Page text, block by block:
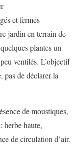
et fermés
jardin en terrain de
plantes un
ventilés. L’objectif
pas de déclarer la
de moustiques,
herbe haute,
de circulation d’air.